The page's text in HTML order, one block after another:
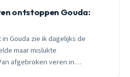
ontstoppen Gouda:
Gouda zie ik dagelijks de
maar mislukte
afgebroken veren in